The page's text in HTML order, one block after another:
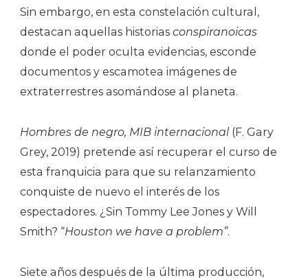
Sin embargo, en esta constelación cultural,
destacan aquellas historias conspiranoicas
donde el poder oculta evidencias, esconde
documentos y escamotea imágenes de
extraterrestres asomándose al planeta.
Hombres de negro, MIB internacional(F. Gary
Grey, 2019) pretende así recuperar el curso de
esta franquicia para que su relanzamiento
conquiste de nuevo el interés de los
espectadores. ¿Sin Tommy Lee Jones y Will
Smith? “Houston we have a problem”.
Siete años después de la última producción,